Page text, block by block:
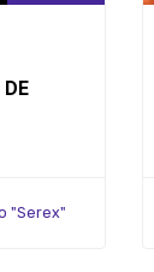
DE
"Serex"